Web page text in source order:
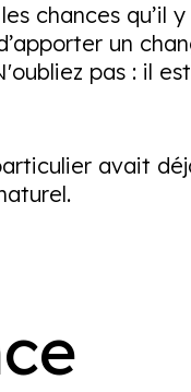
chances qu’il
un
pas : il
avait